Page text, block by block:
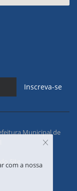
Inscreva-se
Municipal de
Site
com a nossa